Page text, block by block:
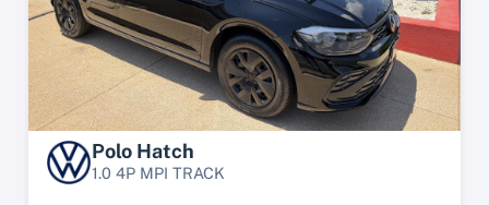
Polo Hatch
1.0 4P MPI TRACK